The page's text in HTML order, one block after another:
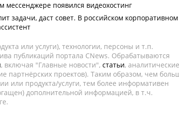
мессенджере появился видеохостинг
задачи, даст совет. В российском корпоративном
или услуги), технологии, персоны и т.п.
публикаций портала CNews. Обрабатываются
, включая "Главные новости", статьи, аналитические
партнёрских проектов). Таким образом, чем
или продукта/услуги, тем более информативен
дополнительной информацией, в т.ч.